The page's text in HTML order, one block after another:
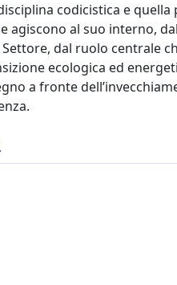
codicistica e quella
agiscono al suo interno,
dal ruolo centrale
ecologica ed
a fronte